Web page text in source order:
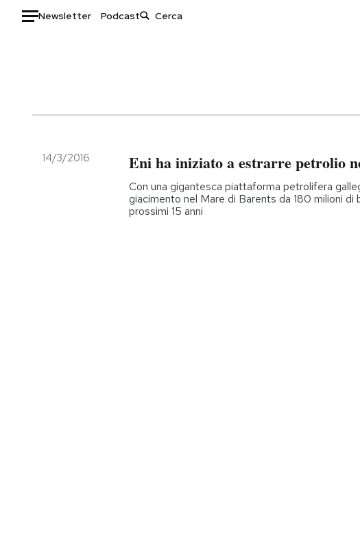
Newsletter Podcast
Italia
Politica
Moda
Ok Boomer!
Media
14/3/2016 Eni ha iniziato a estrarre petrolio
Con una gigantesca piattaforma petrolifera
giacimento nel Mare di Barents da 180 milioni di
prossimi 15 anni